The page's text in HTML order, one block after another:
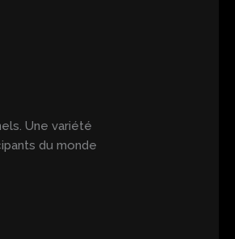
Une variété
du monde